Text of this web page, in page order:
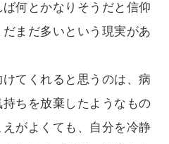
何とかなりそうだと信仰
まだ多いという現実があ
てくれると思うのは、病
ちを放棄したようなもの
がよくても、自分を冷静